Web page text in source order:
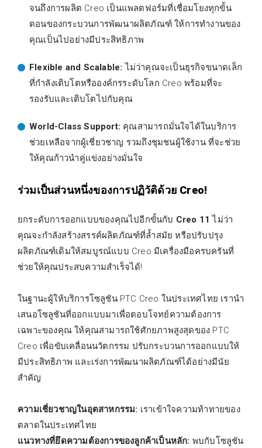
จนถึงการผลิต Creo เป็นแพลตฟอร์มที่เชื่อมโยงทุกขั้น
ตอนของกระบวนการพัฒนาผลิตภัณฑ์ ให้การทำงานของ
คุณเป็นไปอย่างมีประสิทธิภาพ
Flexible and Scalable: ไม่ว่าคุณจะเป็นธุรกิจขนาดเล็ก
ที่กำลังเติบโตหรือองค์กรระดับโลก Creo พร้อมที่จะ
รองรับและเติบโตไปกับคุณ
World-Class Support: คุณสามารถมั่นใจได้ในบริการ
ช่วยเหลือจากผู้เชี่ยวชาญ รวมถึงชุมชนผู้ใช้งาน ที่จะช่วย
ให้คุณก้าวนำคู่แข่งอย่างมั่นใจ
ร่วมเป็นส่วนหนึ่งของการปฏิวัติด้วย Creo!
ยกระดับการออกแบบของคุณไปอีกขั้นกับ Creo 11 ไม่ว่า
คุณจะกำลังสร้างสรรค์ผลิตภัณฑ์ที่ล้ำสมัย หรือปรับปรุง
ผลิตภัณฑ์เดิมให้สมบูรณ์แบบ Creo มีเครื่องมือครบครันที่
ช่วยให้คุณประสบความสำเร็จได้!
ในฐานะผู้ให้บริการโซลูชัน PTC Creo ในประเทศไทย เรานำ
เสนอโซลูชันที่ออกแบบมาเพื่อตอบโจทย์ความต้องการ
เฉพาะของคุณ ให้คุณสามารถใช้ศักยภาพสูงสุดของ PTC
Creo เพื่อขับเคลื่อนนวัตกรรม ปรับกระบวนการออกแบบให้
มีประสิทธิภาพ และเร่งการพัฒนาผลิตภัณฑ์ได้อย่างมีนัย
สำคัญ
ความเชี่ยวชาญในอุตสาหกรรม: เราเข้าใจความท้าทายของ
ตลาดในประเทศไทย
แนวทางที่ยึดความต้องการของลูกค้าเป็นหลัก: พบกับโซลูชัน